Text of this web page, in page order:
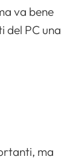
va bene
del PC una
ma